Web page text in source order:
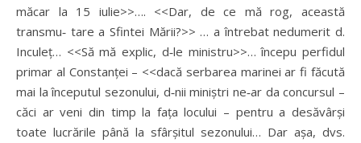
măcar la 15 iulie>>…. <<Dar, de ce mă rog, această
transmu‑ tare a Sfintei Mării?>> … a întrebat nedumerit d.
Inculeț… <<Să mă explic, d‑le ministru>>… începu perfidul
primar al Constanței – <<dacă serbarea marinei ar fi făcută
mai la începutul sezonului, d‑nii miniștri ne‑ar da concursul –
căci ar veni din timp la fața locului – pentru a desăvârși
toate lucrările până la sfârșitul sezonului… Dar așa, dvs.